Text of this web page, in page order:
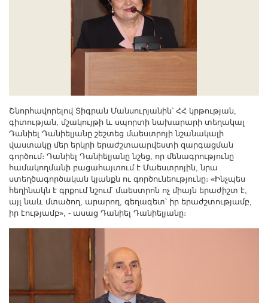
Շնորհավորելով Տիգրան Մանսուրյանին՝ ՀՀ կրթության,
գիտության, մշակույթի և սպորտի նախարարի տեղակալ
Դանիել Դանիելյանը շեշտեց մաեստրոյի նշանակալի
վաստակը մեր երկրի երաժշտաարվեստի զարգացման
գործում։ Դանիել Դանիելյանը նշեց, որ մենագրությունը
համակողմանի բացահայտում է Մաեստրոյին, նրա
ստեղծագործական կյանքն ու գործունեությունը։ «Ինչպես
հեղինակն է գրքում նշում՝ մաեստրոն ոչ միայն երաժիշտ է,
այլ նաև մտածող, արարող, գեղագետ՝ իր երաժշտությամբ,
իր էությամբ», - ասաց Դանիել Դանիելյանը։